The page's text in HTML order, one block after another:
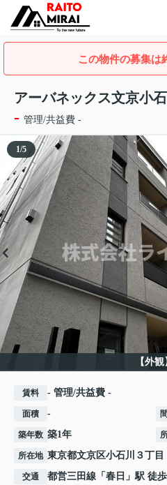
この物件の募集は
アーバネックス文京小石
- 管理/共益費 -
【外観
1/5
賃料 - 管理/共益費 -
面積 -
築年数 築1年
所在地 東京都文京区小石川 ３丁目
交通 都営三田線 「 春日 」駅 徒